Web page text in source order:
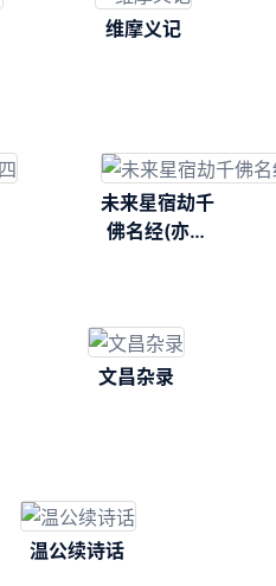
维摩义记
未来星宿劫千
佛名经(亦名
文昌杂录
温公续诗话